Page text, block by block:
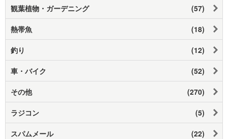
観葉植物・ガーデニング (57)
熱帯魚 (18)
釣り (12)
車・バイク (52)
その他 (270)
ラジコン (5)
スパムメール (22)